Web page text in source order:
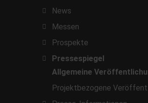
News
Messen
Prospekte
Pressespiegel
Allgemeine
Projektbezogene